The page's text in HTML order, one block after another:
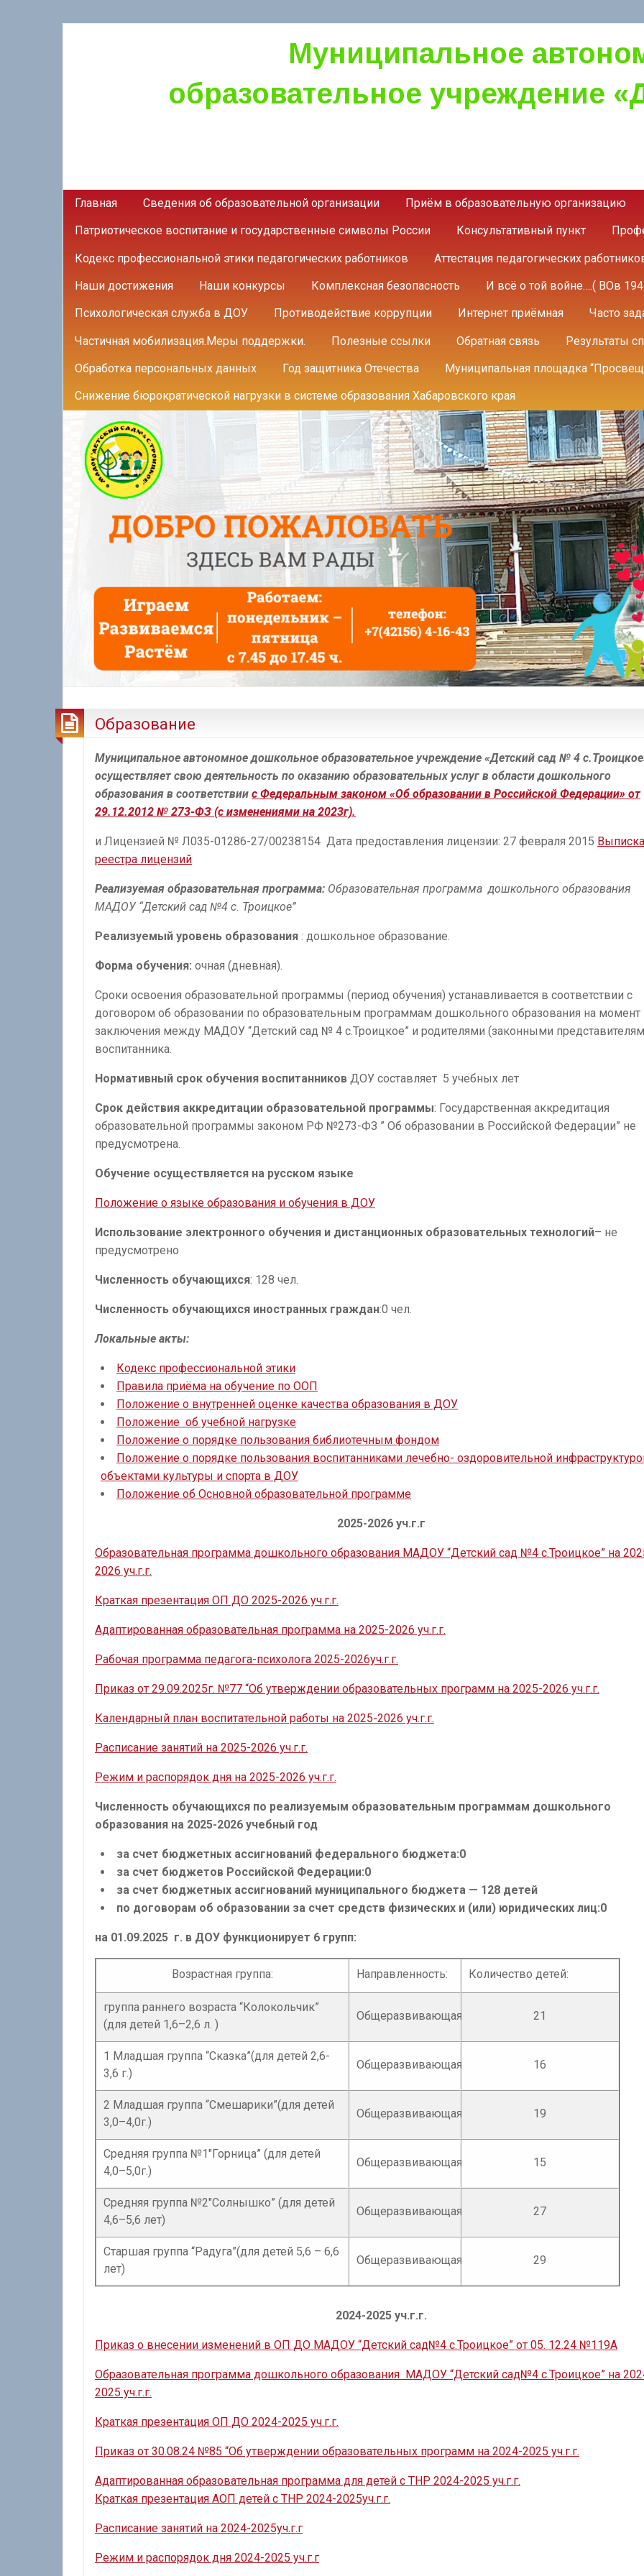
Муниципальное
образовательное учреждение
Главная Сведения об образовательной организации Приём в образовательную организацию
Патриотическое воспитание и государственные символы России Консультативный пункт
Кодекс профессиональной этики педагогических работников Аттестация педагогических
Наши достижения Наши конкурсы Комплексная безопасность И всё о той войне….( ВОв
Психологическая служба в ДОУ Противодействие коррупции Интернет приёмная Часто
Частичная мобилизация.Меры поддержки. Полезные ссылки Обратная связь Результаты
Обработка персональных данных Год защитника Отечества Муниципальная площадка
Снижение бюрократической нагрузки в системе образования Хабаровского края
Образование
Муниципальное автономное дошкольное образовательное учреждение «Детский сад № 4
осуществляет свою деятельность по оказанию образовательных услуг в области дошкольного
образования в соответствии с Федеральным законом «Об образовании в Российской Федерации» от
29.12.2012 № 273-ФЗ (с изменениями на 2023г).
и Лицензией № Л035-01286-27/00238154 Дата предоставления лицензии: 27 февраля 2015
реестра лицензий
Реализуемая образовательная программа: Образовательная программа дошкольного образования
МАДОУ “Детский сад №4 с. Троицкое”
Реализуемый уровень образования : дошкольное образование.
Форма обучения: очная (дневная).
Сроки освоения образовательной программы (период обучения) устанавливается в соответствии с
договором об образовании по образовательным программам дошкольного образования на момент
заключения между МАДОУ “Детский сад № 4 с.Троицкое” и родителями (законными
воспитанника.
Нормативный срок обучения воспитанников ДОУ составляет 5 учебных лет
Срок действия аккредитации образовательной программы: Государственная аккредитация
образовательной программы законом РФ №273-ФЗ ” Об образовании в Российской Федерации” не
предусмотрена.
Обучение осуществляется на русском языке
Положение о языке образования и обучения в ДОУ
Использование электронного обучения и дистанционных образовательных технологий– не
предусмотрено
Численность обучающихся: 128 чел.
Численность обучающихся иностранных граждан:0 чел.
Локальные акты:
Кодекс профессиональной этики
Правила приёма на обучение по ООП
Положение о внутренней оценке качества образования в ДОУ
Положение об учебной нагрузке
Положение о порядке пользования библиотечным фондом
Положение о порядке пользования воспитанниками лечебно- оздоровительной
объектами культуры и спорта в ДОУ
Положение об Основной образовательной программе
2025-2026 уч.г.г
Образовательная программа дошкольного образования МАДОУ “Детский сад №4 с.Троицкое” на
2026 уч.г.г.
Краткая презентация ОП ДО 2025-2026 уч.г.г.
Адаптированная образовательная программа на 2025-2026 уч.г.г.
Рабочая программа педагога-психолога 2025-2026уч.г.г.
Приказ от 29.09.2025г. №77 “Об утверждении образовательных программ на 2025-2026 уч.г.г.
Календарный план воспитательной работы на 2025-2026 уч.г.г.
Расписание занятий на 2025-2026 уч.г.г.
Режим и распорядок дня на 2025-2026 уч.г.г.
Численность обучающихся по реализуемым образовательным программам дошкольного
образования на 2025-2026 учебный год
за счет бюджетных ассигнований федерального бюджета:0
за счет бюджетов Российской Федерации:0
за счет бюджетных ассигнований муниципального бюджета — 128 детей
по договорам об образовании за счет средств физических и (или) юридических лиц:0
на 01.09.2025 г. в ДОУ функционирует 6 групп:
Возрастная группа: Направленность: Количество детей:
группа раннего возраста “Колокольчик”
(для детей 1,6–2,6 л. )
Общеразвивающая 21
1 Младшая группа “Сказка”(для детей 2,6-
3,6 г.)
Общеразвивающая 16
2 Младшая группа “Смешарики”(для детей
3,0–4,0г.)
Общеразвивающая 19
Средняя группа №1″Горница” (для детей
4,0–5,0г.)
Общеразвивающая 15
Средняя группа №2″Солнышко” (для детей
4,6–5,6 лет)
Общеразвивающая 27
Старшая группа “Радуга”(для детей 5,6 – 6,6
лет)
Общеразвивающая 29
2024-2025 уч.г.г.
Приказ о внесении изменений в ОП ДО МАДОУ “Детский сад№4 с.Троицкое” от 05. 12.24 №119А
Образовательная программа дошкольного образования МАДОУ “Детский сад№4 с.Троицкое” на
2025 уч.г.г.
Краткая презентация ОП ДО 2024-2025 уч.г.г.
Приказ от 30.08.24 №85 “Об утверждении образовательных программ на 2024-2025 уч.г.г.
Адаптированная образовательная программа для детей с ТНР 2024-2025 уч.г.г.
Краткая презентация АОП детей с ТНР 2024-2025уч.г.г.
Расписание занятий на 2024-2025уч.г.г
Режим и распорядок дня 2024-2025 уч.г.г